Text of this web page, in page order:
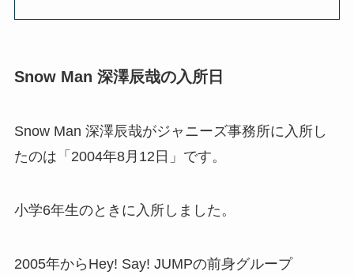
Snow Man 深澤辰哉の入所日
Snow Man 深澤辰哉がジャニーズ事務所に入所し
たのは「2004年8月12日」です。
小学6年生のときに入所しました。
2005年からHey! Say! JUMPの前身グループ